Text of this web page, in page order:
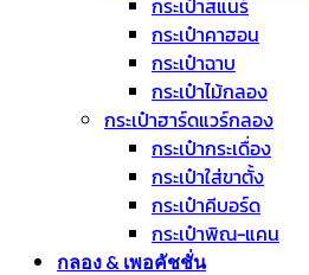
กระเป๋าสแนร์
กระเป๋าคาฮอน
กระเป๋าฉาบ
กระเป๋าไม้กลอง
กระเป๋าฮาร์ดแวร์กลอง
กระเป๋ากระเดื่อง
กระเป๋าใส่ขาตั้ง
กระเป๋าคีบอร์ด
กระเป๋าพิณ-แคน
กลอง & เพอคัชชั่น